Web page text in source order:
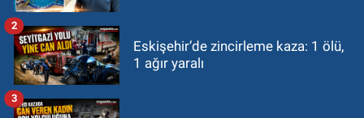
Eskişehir’de zincirleme kaza: 1 ölü,
1 ağır yaralı
2
3